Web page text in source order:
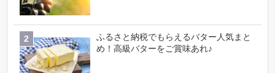
ふるさと納税でもらえるバター人気まと
め！高級バターをご賞味あれ♪